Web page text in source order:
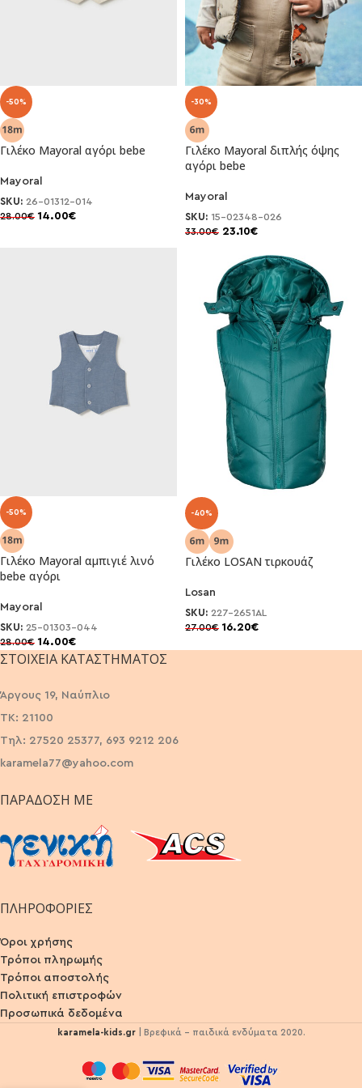
-50%
Γιλέκο Mayoral αγόρι bebe
Mayoral
SKU: 26-01312-014
28.00€ 14.00€
-30%
Γιλέκο Mayoral διπλής όψης
αγόρι bebe
Mayoral
SKU: 15-02348-026
33.00€ 23.10€
-50%
Γιλέκο Mayoral αμπιγιέ λινό
bebe αγόρι
Mayoral
SKU: 25-01303-044
28.00€ 14.00€
-40%
Γιλέκο LOSAN τιρκουάζ
Losan
SKU: 227-2651AL
27.00€ 16.20€
ΣΤΟΙΧΕΊΑ ΚΑΤΑΣΤΉΜΑΤΟΣ
Άργους 19, Ναύπλιο
ΤΚ: 21100
Τηλ: 27520 25377, 693 9212 206
karamela77@yahoo.com
ΠΑΡΆΔΟΣΗ ΜΕ
ΠΛΗΡΟΦΟΡΙΕΣ
Όροι χρήσης
Τρόποι πληρωμής
Τρόποι αποστολής
Πολιτική επιστροφών
Προσωπικά δεδομένα
karamela-kids.gr | Βρεφικά - παιδικά ενδύματα 2020.